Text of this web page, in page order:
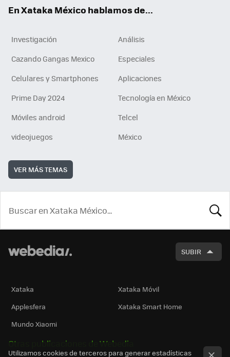
En Xataka México hablamos de...
Investigación
Análisis
Cazando Gangas Mexico
Especiales
Celulares y Smartphones
Aplicaciones
Prime Day 2024
Tecnología en México
Móviles android
Telcel
videojuegos
México
VER MÁS TEMAS
SUBIR
Xataka
Xataka Móvil
Applesfera
Xataka Smart Home
Mundo Xiaomi
Otras publicaciones de Webedia
Utilizamos cookies de terceros para generar estadísticas